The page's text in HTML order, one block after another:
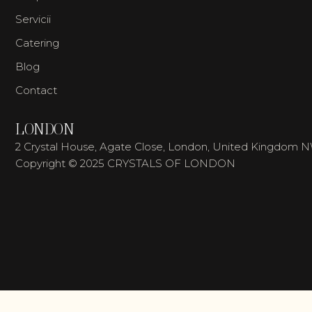
Servicii
Catering
Blog
Contact
LONDON
2 Crystal House, Agate Close, London, United Kingdom
Copyright © 2025 CRYSTALS OF LONDON